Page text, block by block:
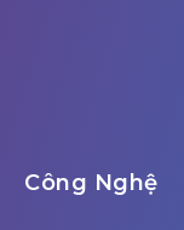
Công Nghệ